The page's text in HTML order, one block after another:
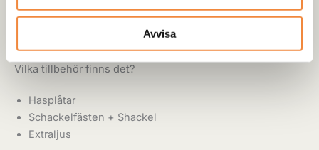
Avvisa
Snygg design:Ger din bil ett tuffare och mer robust
Vilka tillbehör finns det?
Hasplåtar
Schackelfästen + Shackel
Extraljus